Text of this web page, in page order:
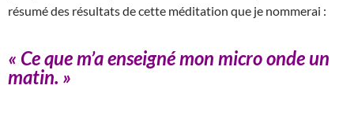
résumé des résultats de cette méditation que je nommerai :
« Ce que m’a enseigné mon micro onde un
matin. »